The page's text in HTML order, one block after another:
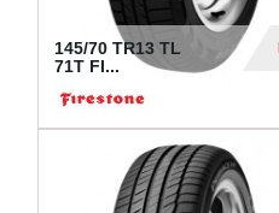
145/70 TR13 TL
71T FI...